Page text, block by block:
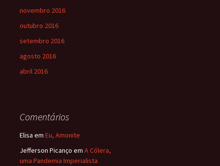
novembro 2016
outubro 2016
setembro 2016
agosto 2016
abril 2016
Comentários
Elisa em Eu, Amonite
Jefferson Picanço em A Cólera,
uma Pandemia Imperialista